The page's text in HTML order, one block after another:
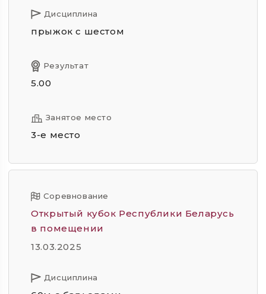
Дисциплина
прыжок с шестом
Результат
5.00
Занятое место
3-е место
Соревнование
Открытый кубок Республики Беларусь
в помещении
13.03.2025
Дисциплина